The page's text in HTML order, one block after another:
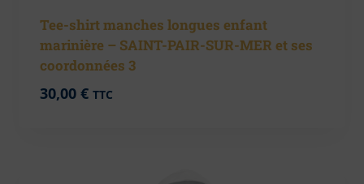
Tee-shirt manches longues enfant
marinière – SAINT-PAIR-SUR-MER et ses
coordonnées 3
30,00 € TTC